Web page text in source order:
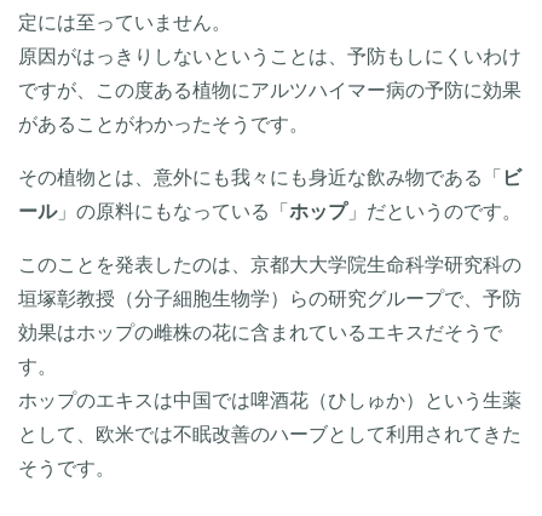
定には至っていません。
原因がはっきりしないということは、予防もしにくいわけ
ですが、この度ある植物にアルツハイマー病の予防に効果
があることがわかったそうです。
その植物とは、意外にも我々にも身近な飲み物である「 ビ
ール」の原料にもなっている「 ホップ」だというのです。
このことを発表したのは、京都大大学院生命科学研究科の
垣塚彰教授（分子細胞生物学）らの研究グループで、予防
効果はホップの雌株の花に含まれているエキスだそうで
す。
ホップのエキスは中国では啤酒花（ひしゅか）という生薬
として、欧米では不眠改善のハーブとして利用されてきた
そうです。